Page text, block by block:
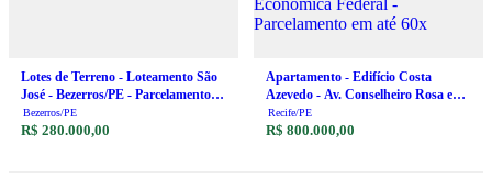
Lotes de Terreno - Loteamento São
José - Bezerros/PE - Parcelamento
em até 60x
Bezerros/PE
R$ 280.000,00
Apartamento - Edifício Costa
Azevedo - Av. Conselheiro Rosa e
Silva, 707, Ap. 502 - Aflitos -
Recife/PE - Antiga Caixa Econômica
Recife/PE
R$ 800.000,00